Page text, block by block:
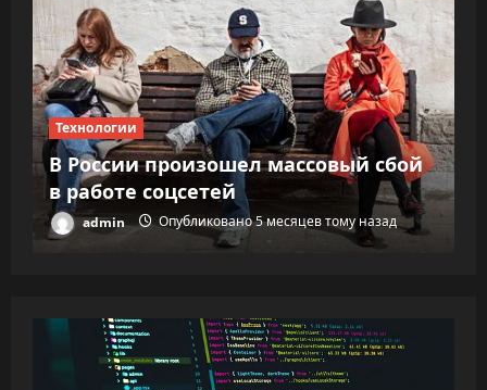
Технологии
В России произошел массовый сбой
в работе соцсетей
admin Опубликовано 5 месяцев тому назад